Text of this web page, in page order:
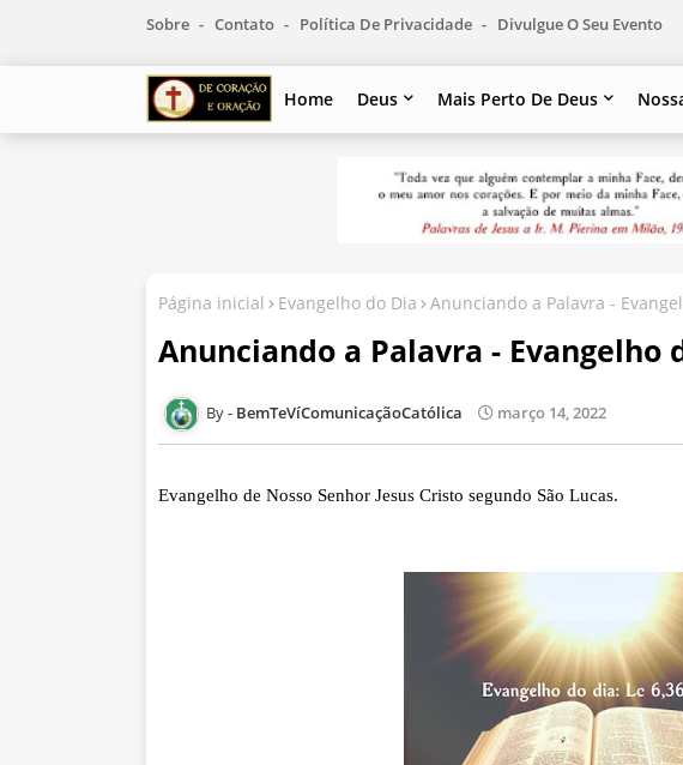
Sobre Contato Política De Privacidade Divulgue O Seu Evento
Home Deus Mais Perto De Deus
Página inicial Evangelho do Dia Anunciando a Palavra -
Anunciando a Palavra - Evangelho
BemTeVíComunicaçãoCatólica março 14, 2022
Evangelho de Nosso Senhor Jesus Cristo segundo São Lucas.